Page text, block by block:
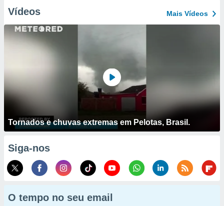
Vídeos Mais Vídeos
Tornados e chuvas extremas em Pelotas, Brasil.
Siga-nos
O tempo no seu email